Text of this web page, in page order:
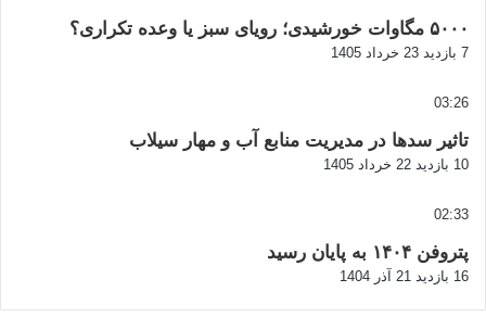
۵۰۰۰ مگاوات خورشیدی؛ رویای سبز یا وعده تکراری؟
7 بازدید 23 خرداد 1405
03:26
تاثیر سدها در مدیریت منابع آب و مهار سیلاب
10 بازدید 22 خرداد 1405
02:33
پتروفن ۱۴۰۴ به پایان رسید
16 بازدید 21 آذر 1404